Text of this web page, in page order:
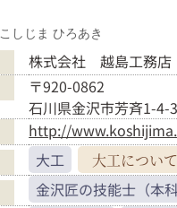
こしじま ひろあき
株式会社 越島工務店
〒920-0862
石川県金沢市芳斉1-4-
http://
大工 大工につい
金沢匠の技能士（本科